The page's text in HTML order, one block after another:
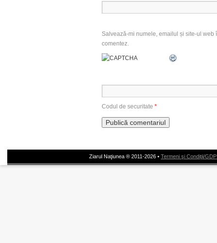
Salvează-mi numele, emailul și site-ul
comentez.
Codul de securitate *
Ziarul Naţiunea ® 2011-2026 • Termeni şi Condiţii/